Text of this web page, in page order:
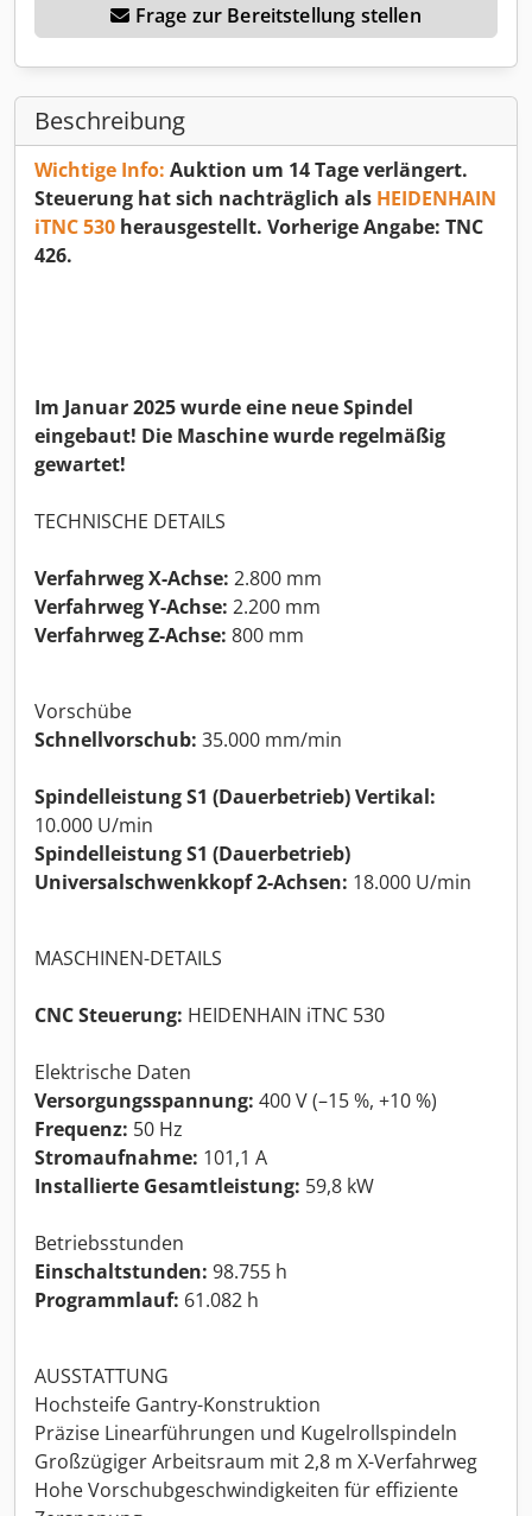
Frage zur Bereitstellung stellen
Beschreibung
Wichtige Info: Auktion um 14 Tage verlängert.
Steuerung hat sich nachträglich als HEIDENHAIN
iTNC 530 herausgestellt. Vorherige Angabe: TNC
426.
Im Januar 2025 wurde eine neue Spindel
eingebaut! Die Maschine wurde regelmäßig
gewartet!
TECHNISCHE DETAILS
Verfahrweg X-Achse: 2.800 mm
Verfahrweg Y-Achse: 2.200 mm
Verfahrweg Z-Achse: 800 mm
Vorschübe
Schnellvorschub: 35.000 mm/min
Spindelleistung S1 (Dauerbetrieb) Vertikal:
10.000 U/min
Spindelleistung S1 (Dauerbetrieb)
Universalschwenkkopf 2-Achsen: 18.000 U/min
MASCHINEN-DETAILS
CNC Steuerung: HEIDENHAIN iTNC 530
Elektrische Daten
Versorgungsspannung: 400 V (–15 %, +10 %)
Frequenz: 50 Hz
Stromaufnahme: 101,1 A
Installierte Gesamtleistung: 59,8 kW
Betriebsstunden
Einschaltstunden: 98.755 h
Programmlauf: 61.082 h
AUSSTATTUNG
Hochsteife Gantry-Konstruktion
Präzise Linearführungen und Kugelrollspindeln
Großzügiger Arbeitsraum mit 2,8 m X-Verfahrweg
Hohe Vorschubgeschwindigkeiten für effiziente